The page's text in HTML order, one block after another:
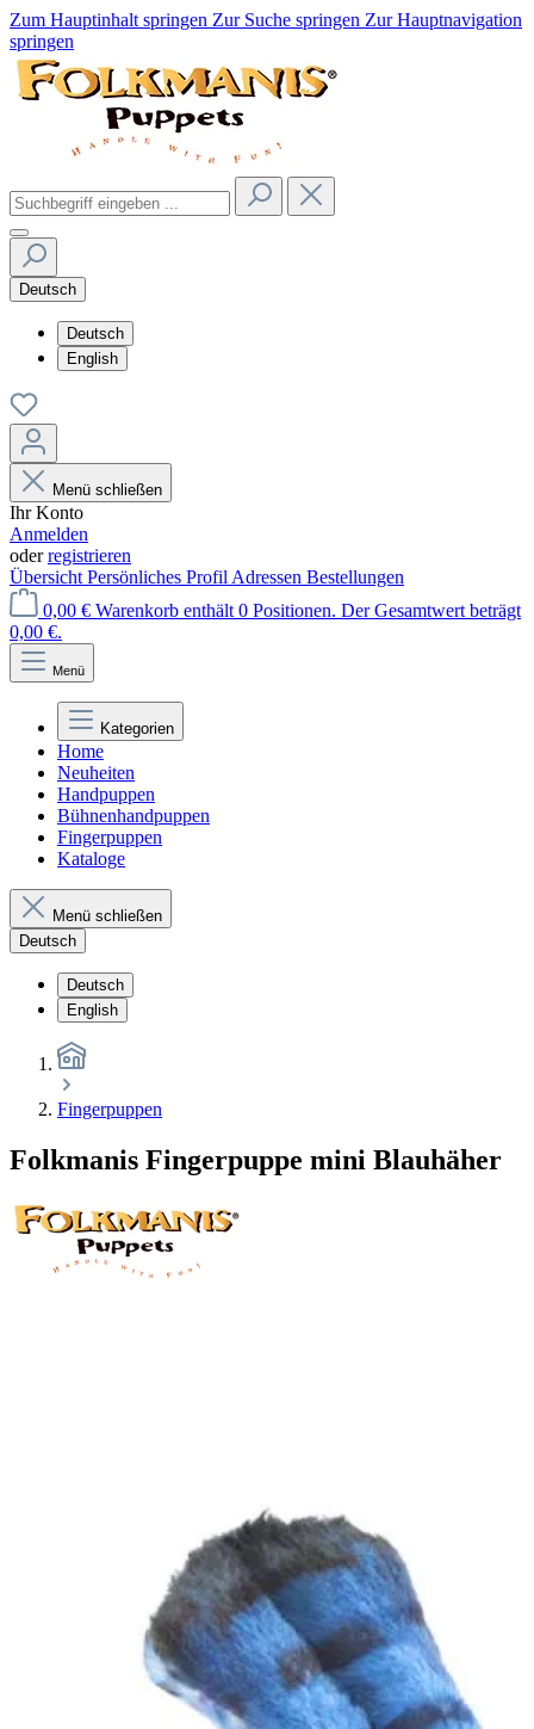
Zum Hauptinhalt springen Zur Suche springen Zur Hauptnavigation
springen
Deutsch
Deutsch
English
Menü schließen
Ihr Konto
Anmelden
oderregistrieren
Übersicht Persönliches Profil Adressen Bestellungen
0,00 € Warenkorb enthält 0 Positionen. Der Gesamtwert beträgt
0,00 €.
Menü
Kategorien
Home
Neuheiten
Handpuppen
Bühnenhandpuppen
Fingerpuppen
Kataloge
Menü schließen
Deutsch
Deutsch
English
Fingerpuppen
Folkmanis Fingerpuppe mini Blauhäher